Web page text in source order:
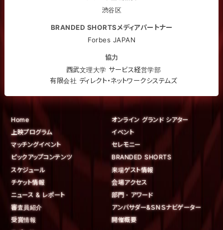
渋谷区
BRANDED SHORTSメディアパートナー
Forbes JAPAN
協力
西武文理大学 サービス経営学部
有限会社 ディレクト・ネットワークシステムズ
Home
オンライン グランド シアター
上映プログラム
イベント
マッチングイベント
セレモニー
ピックアップコンテンツ
BRANDED SHORTS
スケジュール
来場ゲスト情報
チケット情報
会場アクセス
ニュース & レポート
部門・アワード
審査員紹介
アンバサダー&ＳＮＳナビゲーター
受賞情報
開催概要